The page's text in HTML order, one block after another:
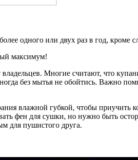
одного или двух раз в год, кроме
максимум!
Многие считают, что
без мытья не обойтись. Важно
влажной губкой, чтобы приучить
фен для сушки, но нужно быть
для пушистого друга.